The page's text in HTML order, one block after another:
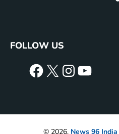
FOLLOW US
© 2026. News 96 India